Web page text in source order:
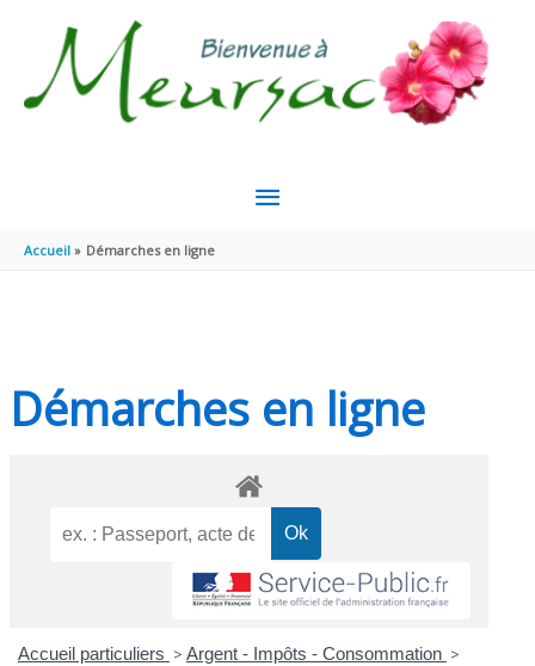
MENU
Accueil Démarches en ligne
Démarches en ligne
Accueil particuliers > Argent - Impôts - Consommation >